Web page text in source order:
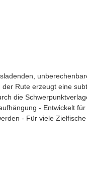
Rute erzeugt eine
die
- Entwickelt
- Für viele